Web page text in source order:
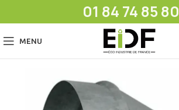
01 84 74 85 80
MENU